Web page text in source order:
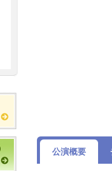
公演概要